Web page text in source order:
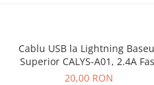
Cablu USB la Lightning
Superior CALYS-A01, 2.4A
Charging, 1m, negru
20,00 RON